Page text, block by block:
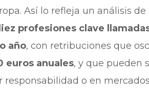
Así lo refleja un análisis de
profesiones clave
año, con retribuciones que
euros anuales, y que pueden
responsabilidad o en